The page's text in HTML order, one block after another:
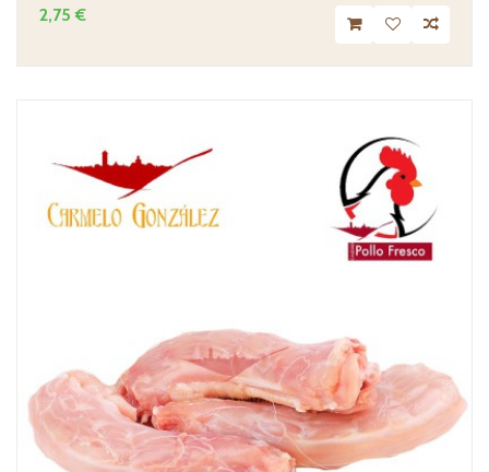
2,75 €